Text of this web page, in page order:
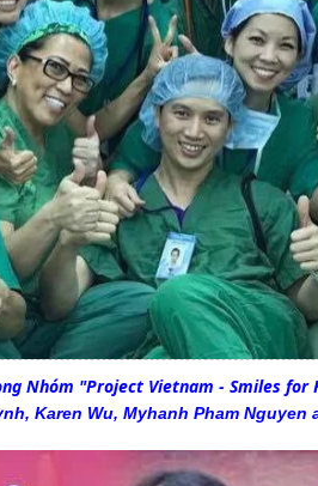
Nhóm "Project Vietnam - Smiles for
, Karen Wu, Myhanh Pham Nguyen